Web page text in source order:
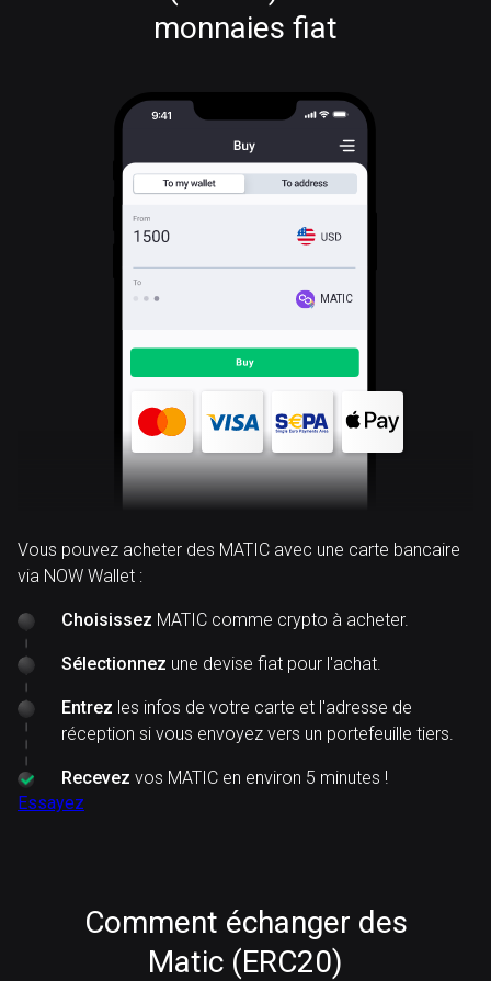
monnaies fiat
MATIC
Vous pouvez acheter des MATIC avec une carte bancaire
via NOW Wallet :
Choisissez MATIC comme crypto à acheter.
Sélectionnez une devise fiat pour l'achat.
Entrez les infos de votre carte et l'adresse de
réception si vous envoyez vers un portefeuille tiers.
Recevez vos MATIC en environ 5 minutes !
Essayez
Comment échanger des
Matic (ERC20)